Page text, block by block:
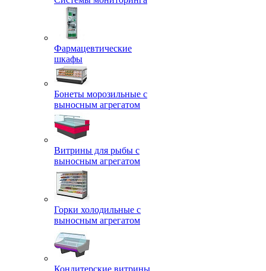
Фармацевтические
шкафы
Бонеты морозильные с
выносным агрегатом
Витрины для рыбы с
выносным агрегатом
Горки холодильные с
выносным агрегатом
Кондитерские витрины